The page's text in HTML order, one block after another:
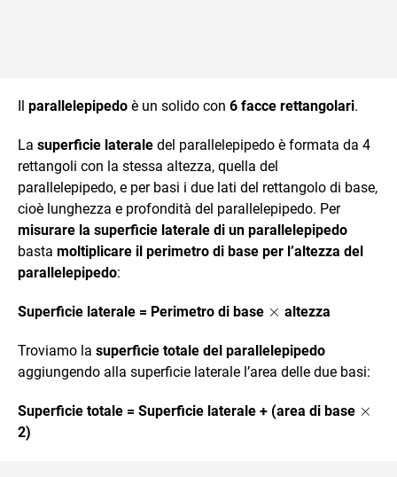
Il parallelepipedo è un solido con 6 facce rettangolari.
La superficie laterale del parallelepipedo è formata da 4
rettangoli con la stessa altezza, quella del
parallelepipedo, e per basi i due lati del rettangolo di base,
cioè lunghezza e profondità del parallelepipedo. Per
misurare la superficie laterale di un parallelepipedo
basta moltiplicare il perimetro di base per l’altezza del
parallelepipedo:
Superficie laterale = Perimetro di base \times
× altezza
Troviamo la superficie totale del parallelepipedo
aggiungendo alla superficie laterale l’area delle due basi:
Superficie totale = Superficie laterale + (area di base ×
2)